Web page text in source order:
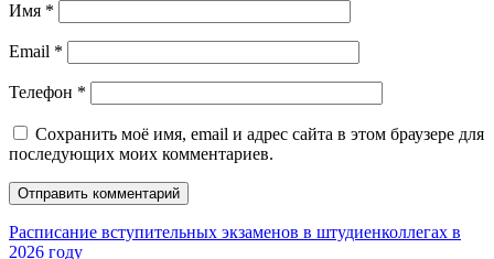
Имя *
Email *
Телефон *
Сохранить моё имя, email и адрес сайта в этом браузере для
последующих моих комментариев.
Расписание вступительных экзаменов в штудиенколлегах в
2026 году